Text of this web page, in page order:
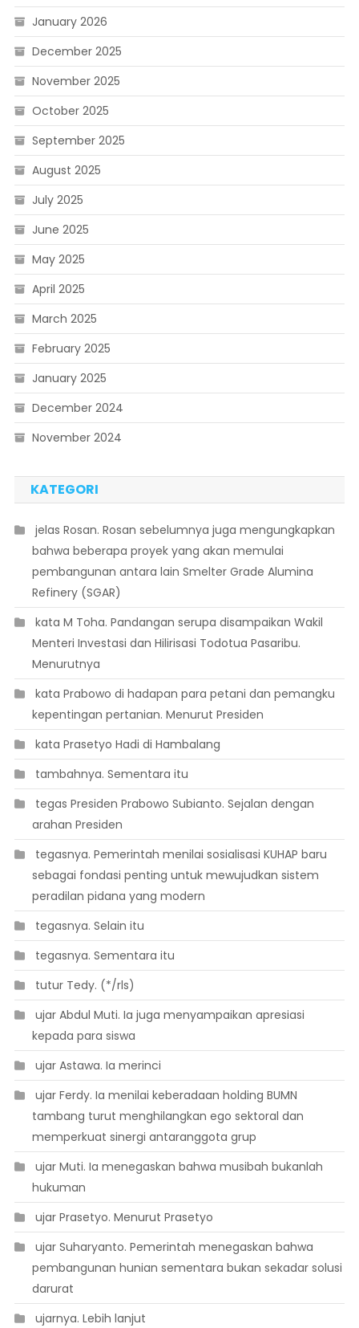
January 2026
December 2025
November 2025
October 2025
September 2025
August 2025
July 2025
June 2025
May 2025
April 2025
March 2025
February 2025
January 2025
December 2024
November 2024
KATEGORI
 jelas Rosan. Rosan sebelumnya juga mengungkapkan
bahwa beberapa proyek yang akan memulai
pembangunan antara lain Smelter Grade Alumina
Refinery (SGAR)
 kata M Toha. Pandangan serupa disampaikan Wakil
Menteri Investasi dan Hilirisasi Todotua Pasaribu.
Menurutnya
 kata Prabowo di hadapan para petani dan pemangku
kepentingan pertanian. Menurut Presiden
 kata Prasetyo Hadi di Hambalang
 tambahnya. Sementara itu
 tegas Presiden Prabowo Subianto. Sejalan dengan
arahan Presiden
 tegasnya. Pemerintah menilai sosialisasi KUHAP baru
sebagai fondasi penting untuk mewujudkan sistem
peradilan pidana yang modern
 tegasnya. Selain itu
 tegasnya. Sementara itu
 tutur Tedy. (*/rls)
 ujar Abdul Muti. Ia juga menyampaikan apresiasi
kepada para siswa
 ujar Astawa. Ia merinci
 ujar Ferdy. Ia menilai keberadaan holding BUMN
tambang turut menghilangkan ego sektoral dan
memperkuat sinergi antaranggota grup
 ujar Muti. Ia menegaskan bahwa musibah bukanlah
hukuman
 ujar Prasetyo. Menurut Prasetyo
 ujar Suharyanto. Pemerintah menegaskan bahwa
pembangunan hunian sementara bukan sekadar solusi
darurat
 ujarnya. Lebih lanjut